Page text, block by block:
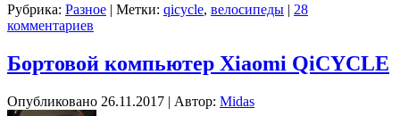
Рубрика: Разное | Метки: qicycle, велосипеды | 28
комментариев
Бортовой компьютер Xiaomi QiCYCLE
Опубликовано 26.11.2017 | Автор: Midas